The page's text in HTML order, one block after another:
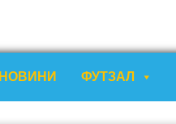
НОВИНИ ФУТЗАЛ